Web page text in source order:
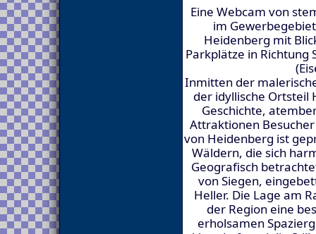
Eine Webcam von
im
Heidenberg mit
Parkplätze in Richtung
Inmitten der
der idyllische Ortsteil
Geschichte,
Attraktionen
von Heidenberg ist
Wäldern, die sich
Geografisch
von Siegen,
Heller. Die Lage am
der Region eine
erholsamen